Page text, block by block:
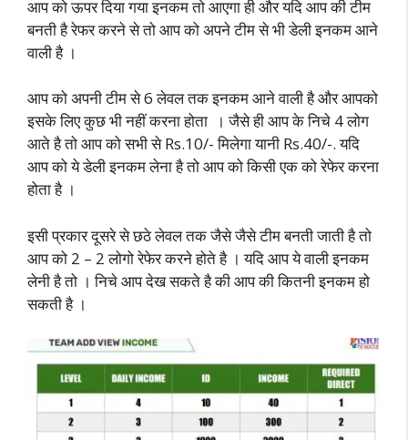
आप को ऊपर दिया गया इनकम तो आएगा ही और यदि आप की टीम
बनती है रेफर करने से तो आप को अपने टीम से भी डेली इनकम आने
वाली है ।
आप को अपनी टीम से 6 लेवल तक इनकम आने वाली है और आपको
इसके लिए कुछ भी नहीं करना होता । जैसे ही आप के निचे 4 लोग
आते है तो आप को सभी से Rs.10/- मिलेगा यानी Rs.40/-. यदि
आप को ये डेली इनकम लेना है तो आप को किसी एक को रेफेर करना
होता है ।
इसी प्रकार दूसरे से छठे लेवल तक जैसे जैसे टीम बनती जाती है तो
आप को 2 – 2 लोगो रेफेर करने होते है । यदि आप ये वाली इनकम
लेनी है तो । निचे आप देख सकते है की आप की कितनी इनकम हो
सकती है ।